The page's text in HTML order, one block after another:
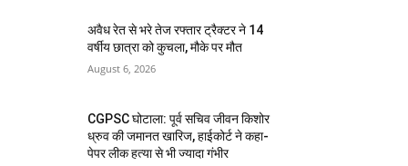
अवैध रेत से भरे तेज रफ्तार ट्रैक्टर ने 14
वर्षीय छात्रा को कुचला, मौके पर मौत
August 6, 2026
CGPSC घोटाला: पूर्व सचिव जीवन किशोर
ध्रुव की जमानत खारिज, हाईकोर्ट ने कहा-
पेपर लीक हत्या से भी ज्यादा गंभीर